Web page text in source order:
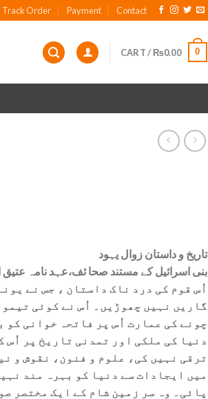
Track Order Payment Contact
CART / ₨0.00 0
تاریخ و داستان زوال یہود
بنی اسرائیل کے مستند صحا ئف،عہد نامہ
اُس قوم کی درد ناک داستان ، جس نے
گاریں نہیں چھوڑیں۔ اُس نے کوئی
چونے کی عمارت اُس پر فاتحہ خوانی
دنیا کی ملکی اور تمدنی تاریخ پر اُس
ترقی نہیں کی، علوم و فنون، نقوش و
میں ایجادات سے دنیا کو بہرہ مند
پائی۔ وہ سر زمین شام کے ایک مختصر